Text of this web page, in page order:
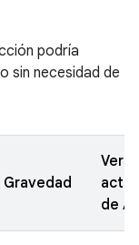
podría
sin necesidad de
Gravedad
de